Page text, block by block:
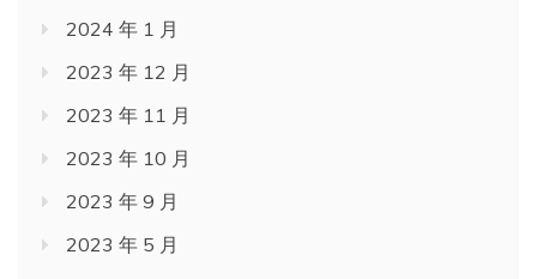
2024 年 1 月
2023 年 12 月
2023 年 11 月
2023 年 10 月
2023 年 9 月
2023 年 5 月